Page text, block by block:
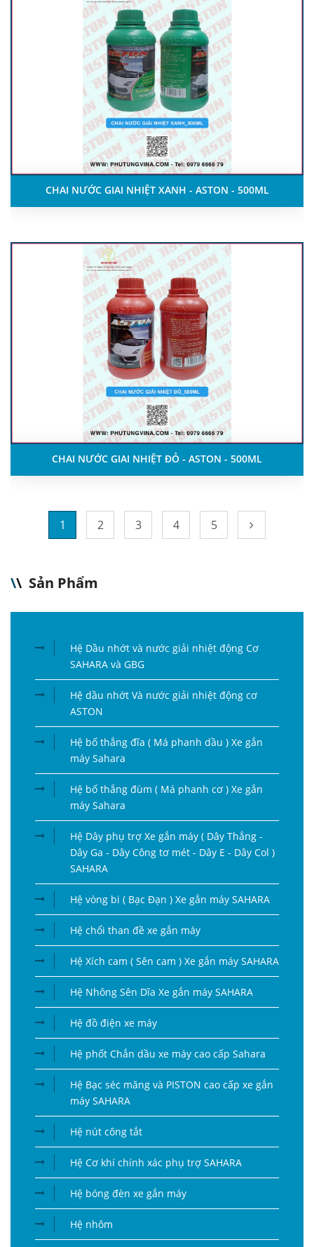
CHAI NƯỚC GIAI NHIỆT XANH - ASTON - 500ML
CHAI NƯỚC GIAI NHIỆT ĐỎ - ASTON - 500ML
1 2 3 4 5
\\ Sản Phẩm
Hệ Dầu nhớt và nước giải nhiệt động Cơ
SAHARA và GBG
Hệ dầu nhớt Và nước giải nhiệt động cơ
ASTON
Hệ bố thắng đĩa ( Má phanh dầu ) Xe gắn
máy Sahara
Hệ bố thắng đùm ( Má phanh cơ ) Xe gắn
máy Sahara
Hệ Dây phụ trợ Xe gắn máy ( Dây Thắng -
Dây Ga - Dây Công tơ mét - Dây E - Dây Col )
SAHARA
Hệ vòng bi ( Bạc Đạn ) Xe gắn máy SAHARA
Hệ chổi than đề xe gắn máy
Hệ Xích cam ( Sên cam ) Xe gắn máy SAHARA
Hệ Nhông Sên Dĩa Xe gắn máy SAHARA
Hệ đồ điện xe máy
Hệ phốt Chắn dầu xe máy cao cấp Sahara
Hệ Bạc séc măng và PISTON cao cấp xe gắn
máy SAHARA
Hệ nút công tắt
Hệ Cơ khí chính xác phụ trợ SAHARA
Hệ bóng đèn xe gắn máy
Hệ nhôm